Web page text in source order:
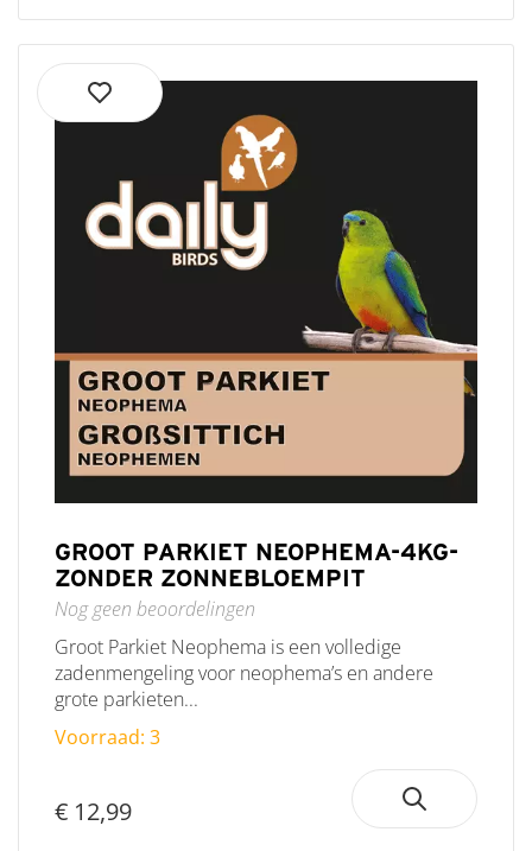
GROOT PARKIET NEOPHEMA-4KG-
ZONDER ZONNEBLOEMPIT
Nog geen beoordelingen
Groot Parkiet Neophema is een volledige
zadenmengeling voor neophema’s en andere
grote parkieten...
Voorraad: 3
€ 12,99